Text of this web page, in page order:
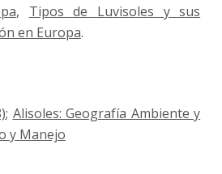
, Tipos de Luvisoles y sus
en Europa.
; Alisoles: Geografía Ambiente y
y Manejo